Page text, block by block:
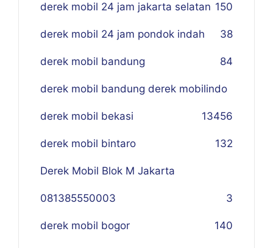
derek mobil 24 jam jakarta selatan 150
derek mobil 24 jam pondok indah 38
derek mobil bandung 84
derek mobil bandung derek mobilindo
56
derek mobil bekasi 134
derek mobil bintaro 132
Derek Mobil Blok M Jakarta
081385550003 3
derek mobil bogor 140